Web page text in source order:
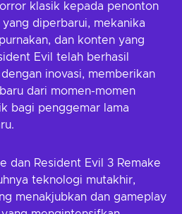
klasik kepada penonton
diperbarui, mekanika
dan konten yang
Evil telah berhasil
inovasi, memberikan
dari momen-momen
bagi penggemar lama
dan Resident Evil 3 Remake
teknologi mutakhir,
menakjubkan dan gameplay